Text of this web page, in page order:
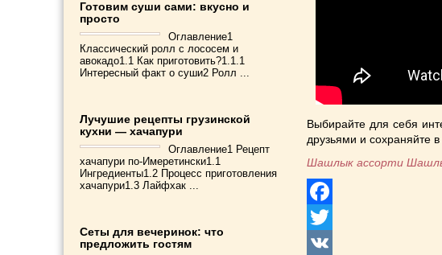
Выбирайте для себя
друзьями и сохраняйте в
Шашлык ассорти
Facebook
Twitter
Готовим суши сами: вкусно и
просто
Оглавление1
Классический ролл с лососем и
авокадо1.1 Как приготовить?1.1.1
Интересный факт о суши2 Ролл ...
Лучушие рецепты грузинской
кухни — хачапури
Оглавление1 Рецепт
хачапури по-Имеретински1.1
Ингредиенты1.2 Процесс приготовления
хачапури1.3 Лайфхак ...
Сеты для вечеринок: что
предложить гостям